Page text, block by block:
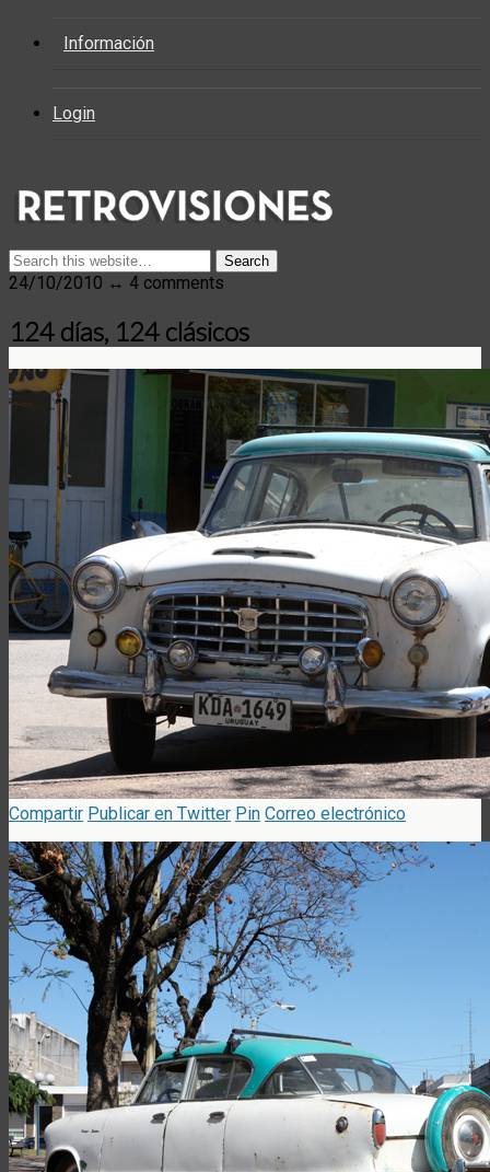
Información
Login
24/10/2010 ↔ 4 comments
124 días, 124 clásicos
Compartir Publicar en Twitter Pin Correo electrónico